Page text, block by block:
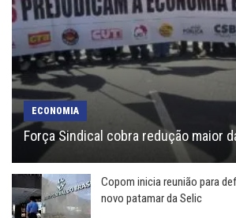
ECONOMIA
Força Sindical cobra redução maior
Copom inicia reunião para
novo patamar da Selic